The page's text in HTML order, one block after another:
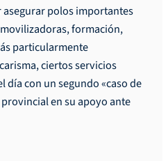
polos importantes
formación,
particularmente
ciertos servicios
con un segundo «caso de
en su apoyo ante